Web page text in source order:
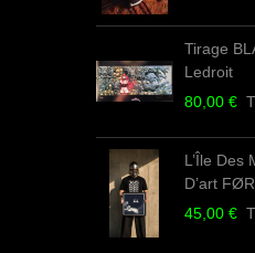
Tirage
Ledroit
80,00 €
L’Île Des
D’art
45,00 €